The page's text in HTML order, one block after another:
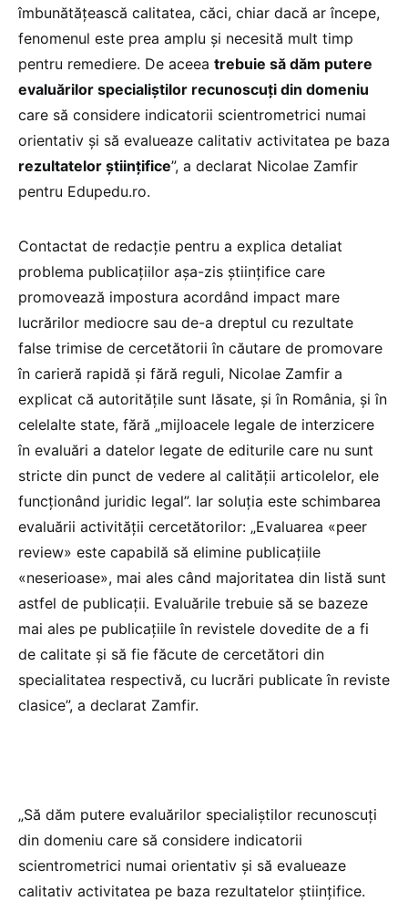
îmbunătățească calitatea, căci, chiar dacă ar începe,
fenomenul este prea amplu și necesită mult timp
pentru remediere. De aceea trebuie să dăm putere
evaluărilor specialiștilor recunoscuți din domeniu
care să considere indicatorii scientrometrici numai
orientativ și să evalueaze calitativ activitatea pe baza
rezultatelor științifice”, a declarat Nicolae Zamfir
pentru Edupedu.ro.
Contactat de redacție pentru a explica detaliat
problema publicațiilor așa-zis științifice care
promovează impostura acordând impact mare
lucrărilor mediocre sau de-a dreptul cu rezultate
false trimise de cercetătorii în căutare de promovare
în carieră rapidă și fără reguli, Nicolae Zamfir a
explicat că autoritățile sunt lăsate, și în România, și în
celelalte state, fără „mijloacele legale de interzicere
în evaluări a datelor legate de editurile care nu sunt
stricte din punct de vedere al calității articolelor, ele
funcționând juridic legal”. Iar soluția este schimbarea
evaluării activității cercetătorilor: „Evaluarea «peer
review» este capabilă să elimine publicațiile
«neserioase», mai ales când majoritatea din listă sunt
astfel de publicații. Evaluările trebuie să se bazeze
mai ales pe publicațiile în revistele dovedite de a fi
de calitate și să fie făcute de cercetători din
specialitatea respectivă, cu lucrări publicate în reviste
clasice”, a declarat Zamfir.
„Să dăm putere evaluărilor specialiștilor recunoscuți
din domeniu care să considere indicatorii
scientrometrici numai orientativ și să evalueaze
calitativ activitatea pe baza rezultatelor științifice.